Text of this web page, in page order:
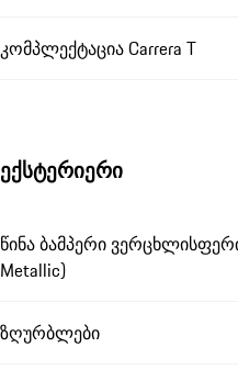
კომპლექტაცია Carrera T
ექსტერიერი
წინა ბამპერი
Metallic)
ზღურბლები